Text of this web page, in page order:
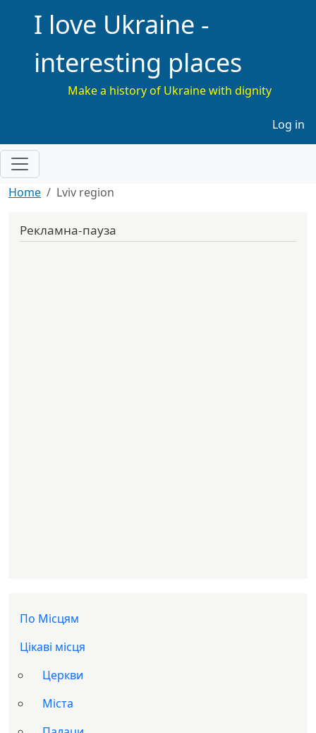
I love Ukraine -
interesting places
Make a history of Ukraine with dignity
Log in
Home Lviv region
Рекламна-пауза
По Місцям
Цікаві місця
Церкви
Міста